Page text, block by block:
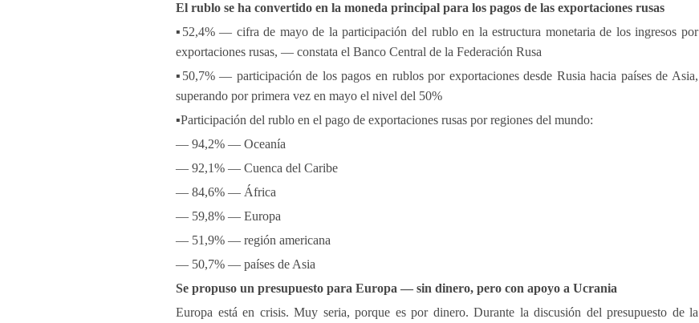
El rublo se ha convertido en la moneda principal para los pagos de las exportaciones rusas
▪️52,4% — cifra de mayo de la participación del rublo en la estructura monetaria de los ingresos por
exportaciones rusas, — constata el Banco Central de la Federación Rusa
▪️50,7% — participación de los pagos en rublos por exportaciones desde Rusia hacia países de Asia,
superando por primera vez en mayo el nivel del 50%
▪️Participación del rublo en el pago de exportaciones rusas por regiones del mundo:
— 94,2% — Oceanía
— 92,1% — Cuenca del Caribe
— 84,6% — África
— 59,8% — Europa
— 51,9% — región americana
— 50,7% — países de Asia
Se propuso un presupuesto para Europa — sin dinero, pero con apoyo a Ucrania
Europa está en crisis. Muy seria, porque es por dinero. Durante la discusión del presupuesto de la